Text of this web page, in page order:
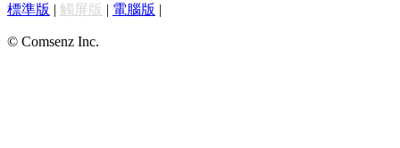
標準版 | 觸屏版 | 電腦版 |
© Comsenz Inc.